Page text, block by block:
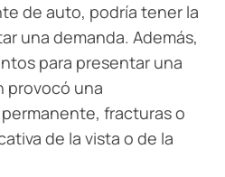
de auto, podría tener la
una demanda. Además,
para presentar una
provocó una
fracturas o
de la vista o de la